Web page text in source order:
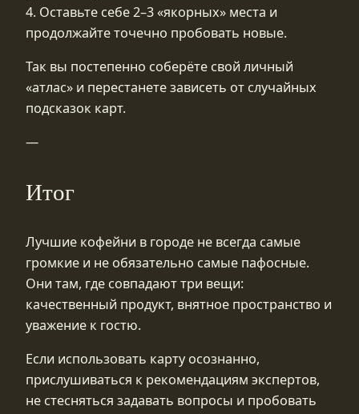
4. Оставьте себе 2–3 «якорных» места и
продолжайте точечно пробовать новые.
Так вы постепенно соберёте свой личный
«атлас» и перестанете зависеть от случайных
подсказок карт.
—
Итог
Лучшие кофейни в городе не всегда самые
громкие и не обязательно самые пафосные.
Они там, где совпадают три вещи:
качественный продукт, внятное пространство и
уважение к гостю.
Если использовать карту осознанно,
прислушиваться к рекомендациям экспертов,
не стесняться задавать вопросы и пробовать